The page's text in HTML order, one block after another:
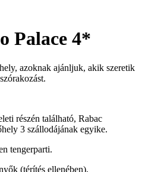
Palace 4*
azoknak ajánljuk, akik szeretik
részén található, Rabac
3 szállodájának egyike.
tengerparti.
(térítés ellenében),